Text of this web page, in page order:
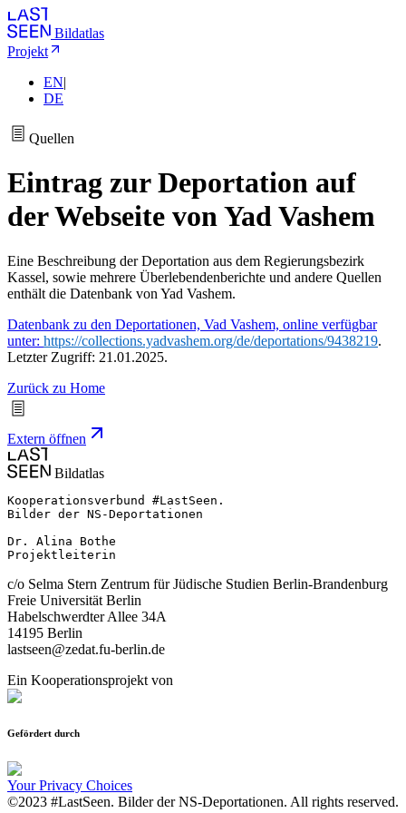
Bildatlas
Projekt
EN|
DE
Quellen
Eintrag zur Deportation auf
der Webseite von Yad Vashem
Eine Beschreibung der Deportation aus dem Regierungsbezirk
Kassel, sowie mehrere Überlebendenberichte und andere Quellen
enthält die Datenbank von Yad Vashem.
Datenbank zu den Deportationen, Vad Vashem, online verfügbar
unter: https://collections.yadvashem.org/de/deportations/9438219.
Letzter Zugriff: 21.01.2025.
Zurück zu Home
Extern öffnen
Bildatlas
Kooperationsverbund #LastSeen.
Bilder der NS-Deportationen
Dr. Alina Bothe
Projektleiterin
c/o Selma Stern Zentrum für Jüdische Studien Berlin-Brandenburg
Freie Universität Berlin
Habelschwerdter Allee 34A
14195 Berlin
lastseen@zedat.fu-berlin.de
Ein Kooperationsprojekt von
Gefördert durch
Your Privacy Choices
©2023 #LastSeen. Bilder der NS-Deportationen. All rights reserved.